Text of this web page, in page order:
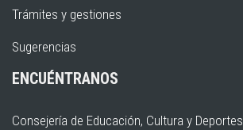
Trámites y gestiones
Sugerencias
ENCUÉNTRANOS
Consejería de Educación, Cultura y Deportes